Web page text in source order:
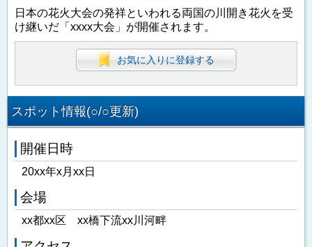
日本の花火大会の発祥といわれる両国の川開き花火を受
け継いだ「xxxx大会」が開催されます。
お気に入りに登録する
スポット情報(○/○更新)
開催日時
20xx年x月xx日
会場
xx都xx区 xx橋下流xx川河畔